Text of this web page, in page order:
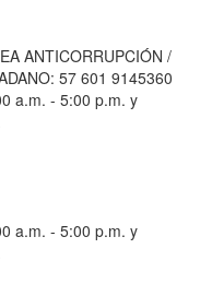
ANTICORRUPCIÓN /
57 601 9145360
a.m. - 5:00 p.m. y
a.m. - 5:00 p.m. y